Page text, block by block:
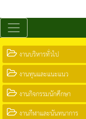
งานบริหารทั่วไป
งานทุนและแนะแนว
งานกิจกรรมนักศึกษา
งานกีฬาและนันทนาการ